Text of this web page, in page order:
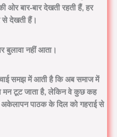
ओर बार-बार देखती रहती हैं, हर
से देखती हैं।
बुलावा नहीं आता।
समझ में आती है कि अब समाज में
मन टूट जाता है, लेकिन वे कुछ कह
अकेलापन पाठक के दिल को गहराई से